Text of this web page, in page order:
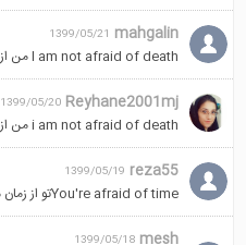
mahgalin
1399/05/21
I am not afraid of death من از مرگ نمیترسم
Reyhane2001mj
1399/05/20
i am not afraid of death من از مرگ نمی ترسم
reza55
1399/05/19
You're afraid of timeتو از زمان میترسیدی
mesh
1399/05/18